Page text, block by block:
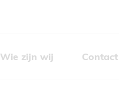
Wie zijn wij Contact